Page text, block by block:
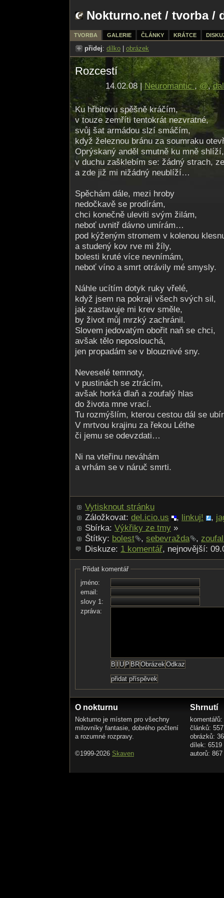
Nokturno.net / tvorba/
TVORBA GALERIE ČLÁNKY KRÁTCE
přidej: dílko obrázek
Rozcestí
14.02.08 | Neuromantic,@,
Ku hřbitovu spěšně kráčím,
v touze zemříti tentokrát nezvratné,
svůj šat armádou slzí smáčím,
když železnou bránu za soumraku
Oprýskaný anděl smutně ku mně shlíží,
v duchu zašklebím se: žádný strach,
a zde již mi nižádný neublíží…
Spěchám dále, mezi hroby
nedočkavě se prodírám,
chci konečně uleviti svým žilám,
neboť uvnitř dávno umírám…
pod kýženým stromem v kolenou
a studený kov rve mi žíly,
bolesti kruté více nevnímám,
neboť víno a smrt otrávily mé smysly.
Náhle ucítím dotyk ruky vřelé,
když jsem na pokraji všech svých sil,
jak zastavuje mi krev směle,
by život můj mrzký zachránil.
Slovem jedovatým obořit naň se chci,
avšak tělo neposlouchá,
jen propadám se v blouznivé sny.
Neveselé temnoty,
v pustinách se ztrácím,
avšak horká dlaň a zoufalý hlas
do života mne vrací.
Tu rozmýšlím, kterou cestou dál se
V mrtvou krajinu za řekou Léthe
či jemu se odevzdati…
Ni na vteřinu neváhám
a vrhám se v náruč smrti.
Vytisknout stránku
Záložkovat: del.icio.us , linkuj! ,
Sbírka: Výkřiky ze tmy »
Štítky: bolest , sebevražda ,
Diskuze: 1 komentář, nejnovější:
Přidat komentář
jméno:
email:
slovy 1:
zpráva:
O nokturnu
Nokturno je místem pro všechny
milovníky fantasie, dobrého počtení
a rozumné rozpravy.
©1999-2026 Skaven
Shrnutí
článků: 557
obrázků:
dílek: 6519
autorů: 867